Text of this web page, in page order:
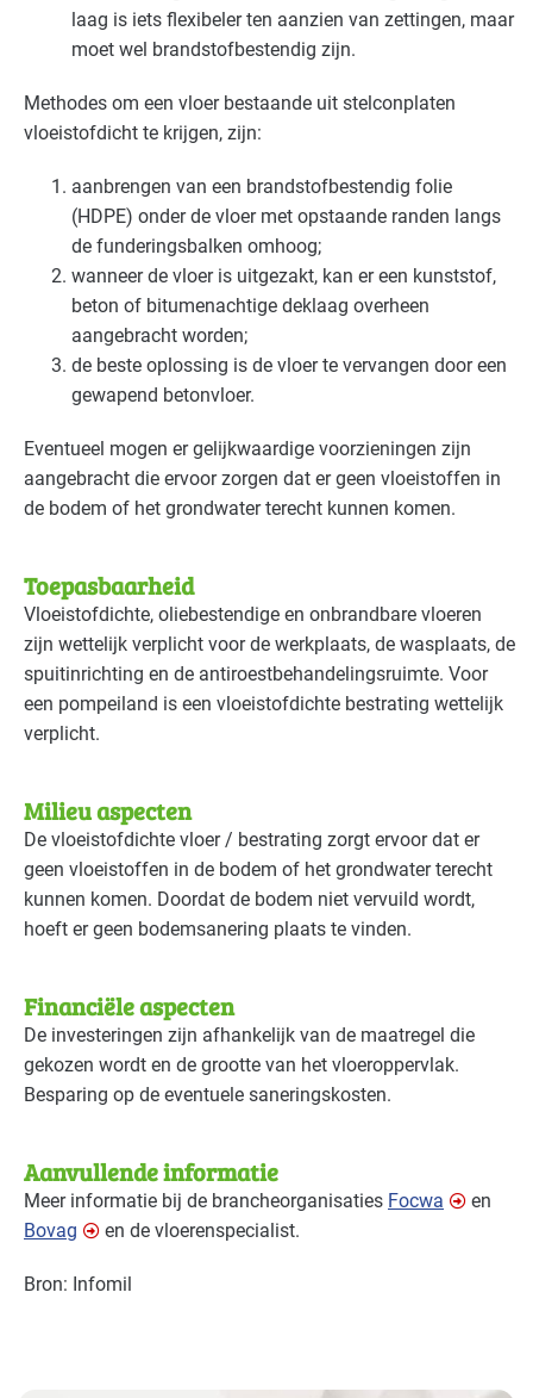
laag is iets flexibeler ten aanzien van zettingen, maar
moet wel brandstofbestendig zijn.
Methodes om een vloer bestaande uit stelconplaten
vloeistofdicht te krijgen, zijn:
aanbrengen van een brandstofbestendig folie
(HDPE) onder de vloer met opstaande randen langs
de funderingsbalken omhoog;
wanneer de vloer is uitgezakt, kan er een kunststof,
beton of bitumenachtige deklaag overheen
aangebracht worden;
de beste oplossing is de vloer te vervangen door een
gewapend betonvloer.
Eventueel mogen er gelijkwaardige voorzieningen zijn
aangebracht die ervoor zorgen dat er geen vloeistoffen in
de bodem of het grondwater terecht kunnen komen.
Toepasbaarheid
Vloeistofdichte, oliebestendige en onbrandbare vloeren
zijn wettelijk verplicht voor de werkplaats, de wasplaats, de
spuitinrichting en de antiroestbehandelingsruimte. Voor
een pompeiland is een vloeistofdichte bestrating wettelijk
verplicht.
Milieu aspecten
De vloeistofdichte vloer / bestrating zorgt ervoor dat er
geen vloeistoffen in de bodem of het grondwater terecht
kunnen komen. Doordat de bodem niet vervuild wordt,
hoeft er geen bodemsanering plaats te vinden.
Financiële aspecten
De investeringen zijn afhankelijk van de maatregel die
gekozen wordt en de grootte van het vloeroppervlak.
Besparing op de eventuele saneringskosten.
Aanvullende informatie
Meer informatie bij de brancheorganisaties Focwa
en
Bovag
en de vloerenspecialist.
Bron: Infomil